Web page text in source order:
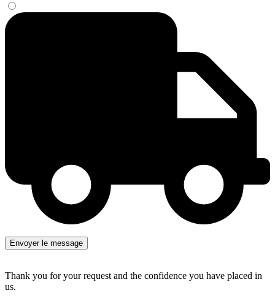
Thank you for your request and the confidence you have placed in
us.